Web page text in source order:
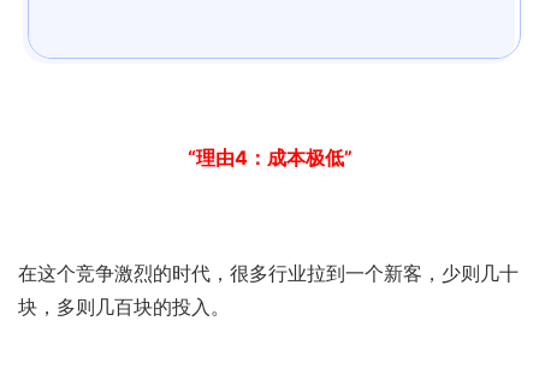
“理由4：成本极低”
在这个竞争激烈的时代，很多行业拉到一个新客，少则几十
块，多则几百块的投入。